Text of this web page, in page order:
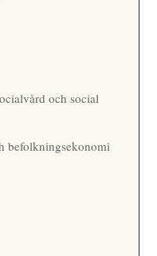
och social
befolkningsekonomi